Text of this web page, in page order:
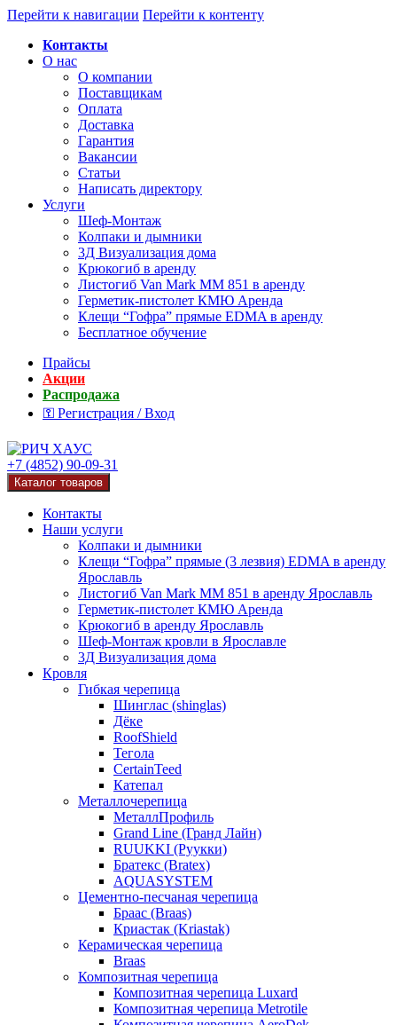
Перейти к навигации Перейти к контенту
Контакты
О нас
О компании
Поставщикам
Оплата
Доставка
Гарантия
Вакансии
Статьи
Написать директору
Услуги
Шеф-Монтаж
Колпаки и дымники
3Д Визуализация дома
Крюкогиб в аренду
Листогиб Van Mark MM 851 в аренду
Герметик-пистолет КМЮ Аренда
Клещи “Гофра” прямые EDMA в аренду
Бесплатное обучение
Прайсы
Акции
Распродажа
⚿ Регистрация / Вход
+7 (4852) 90-09-31
Каталог товаров
Контакты
Наши услуги
Колпаки и дымники
Клещи “Гофра” прямые (3 лезвия) EDMA в аренду
Ярославль
Листогиб Van Mark MM 851 в аренду Ярославль
Герметик-пистолет КМЮ Аренда
Крюкогиб в аренду Ярославль
Шеф-Монтаж кровли в Ярославле
3Д Визуализация дома
Кровля
Гибкая черепица
Шинглас (shinglas)
Дёке
RoofShield
Тегола
CertainTeed
Катепал
Металлочерепица
МеталлПрофиль
Grand Line (Гранд Лайн)
RUUKKI (Руукки)
Братекс (Bratex)
AQUASYSTEM
Цементно-песчаная черепица
Браас (Braas)
Криастак (Kriastak)
Керамическая черепица
Braas
Композитная черепица
Композитная черепица Luxard
Композитная черепица Metrotile